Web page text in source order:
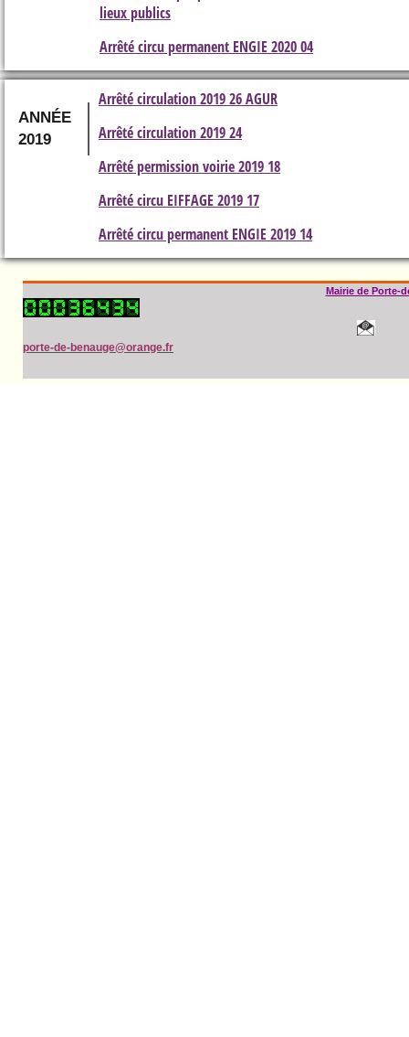
lieux publics
Arrêté circu permanent ENGIE 2020 04
ANNÉE
2019
Arrêté circulation 2019 26 AGUR
Arrêté circulation 2019 24
Arrêté permission voirie 2019 18
Arrêté circu EIFFAGE 2019 17
Arrêté circu permanent ENGIE 2019 14
Mairie de Porte-
porte-de-benauge@orange.fr